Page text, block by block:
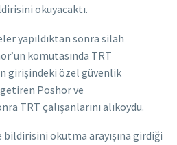
okuyacaktı.
yapıldıktan sonra silah
komutasında TRT
girişindeki özel güvenlik
Poshor ve
TRT çalışanlarını alıkoydu.
bildirisini okutma arayışına girdiği